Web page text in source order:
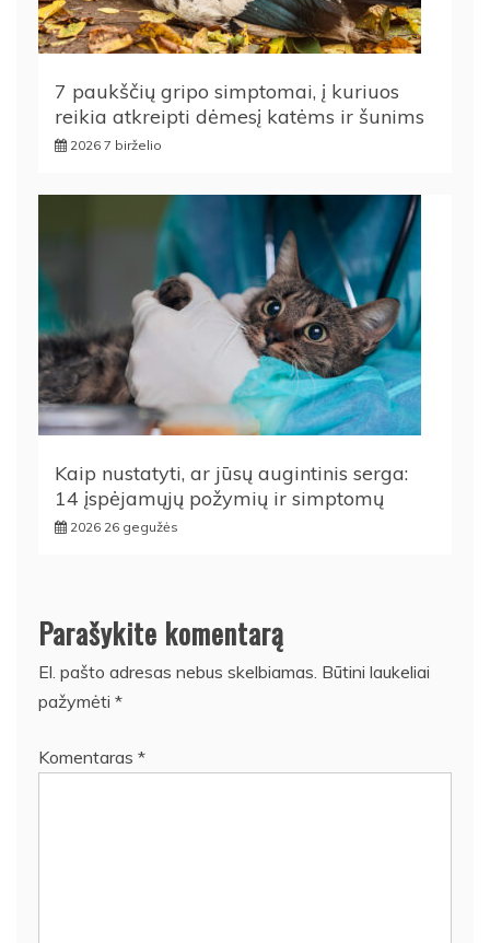
7 paukščių gripo simptomai, į kuriuos
reikia atkreipti dėmesį katėms ir šunims
2026 7 birželio
Kaip nustatyti, ar jūsų augintinis serga:
14 įspėjamųjų požymių ir simptomų
2026 26 gegužės
Parašykite komentarą
El. pašto adresas nebus skelbiamas. Būtini laukeliai
pažymėti *
Komentaras *